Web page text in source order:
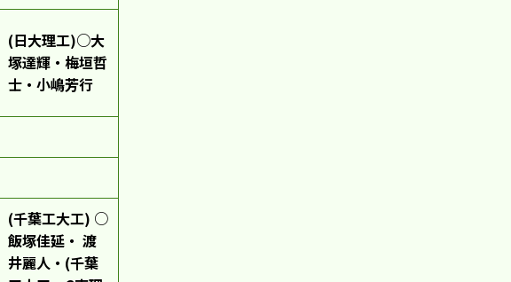
(日大理工)○大
塚達輝・梅垣哲
士・小嶋芳行
(千葉工大工) ○
飯塚佳延・ 渡
井麗人・(千葉